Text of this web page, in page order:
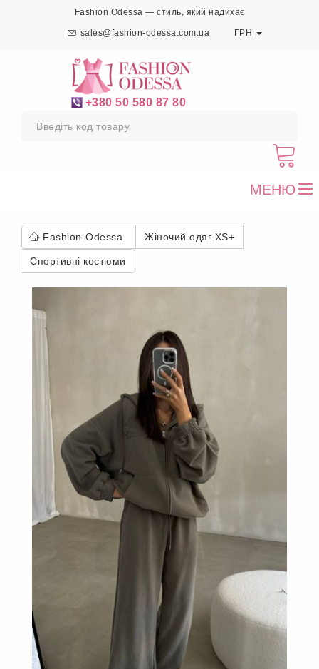
Fashion Odessa — стиль, який надихає
sales@fashion-odessa.com.ua ГРН
+380 50 580 87 80
МЕНЮ
Fashion-Odessa Жіночий одяг XS+
Спортивні костюми